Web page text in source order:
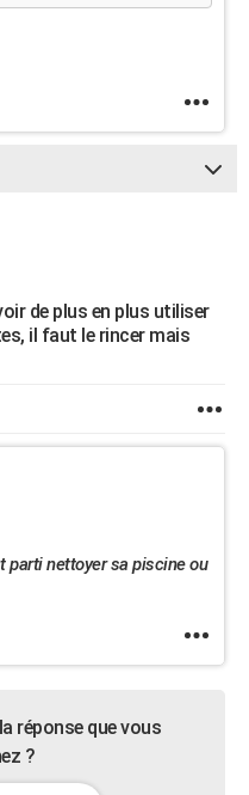
de plus en plus utiliser
il faut le rincer mais
parti nettoyer sa piscine ou
réponse que vous
?